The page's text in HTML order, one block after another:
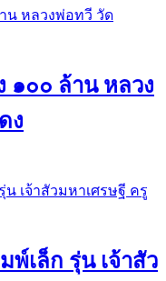
๑๐๐ ล้าน หลวง
ง
เล็ก รุ่น เจ้าสัว